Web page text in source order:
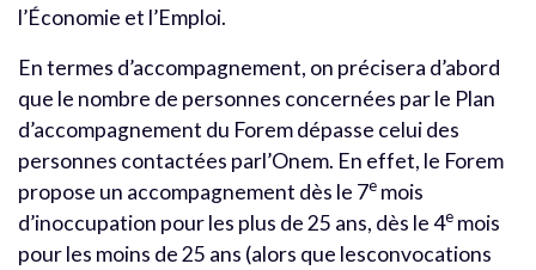
l’Économie et l’Emploi.
En termes d’accompagnement, on précisera d’abord
que le nombre de personnes concernées par le Plan
d’accompagnement du Forem dépasse celui des
personnes contactées parl’Onem. En effet, le Forem
propose un accompagnement dès le 7e mois
d’inoccupation pour les plus de 25 ans, dès le 4e mois
pour les moins de 25 ans (alors que lesconvocations